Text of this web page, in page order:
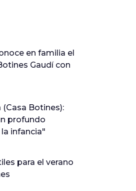
en familia el
Gaudí con
(Casa Botines):
profundo
infancia"
para el verano